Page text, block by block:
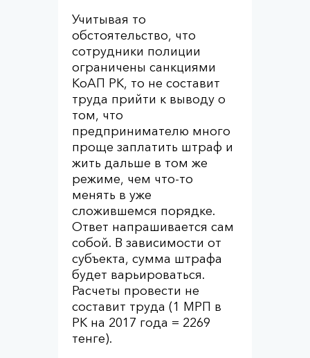
Учитывая то
обстоятельство, что
сотрудники полиции
ограничены санкциями
КоАП РК, то не составит
труда прийти к выводу о
том, что
предпринимателю много
проще заплатить штраф и
жить дальше в том же
режиме, чем что-то
менять в уже
сложившемся порядке.
Ответ напрашивается сам
собой. В зависимости от
субъекта, сумма штрафа
будет варьироваться.
Расчеты провести не
составит труда (1 МРП в
РК на 2017 года = 2269
тенге).